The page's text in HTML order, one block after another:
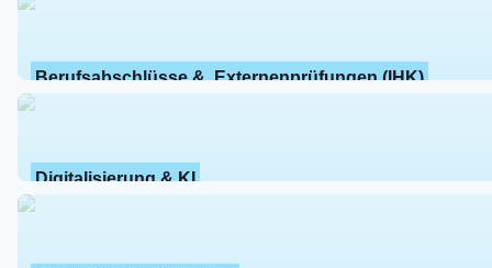
Berufsabschlüsse &  Externenprüfungen (IHK)
Digitalisierung & KI